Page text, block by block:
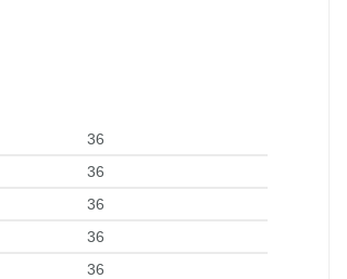
36
36
36
36
36